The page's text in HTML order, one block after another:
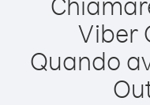
Viber
Quando